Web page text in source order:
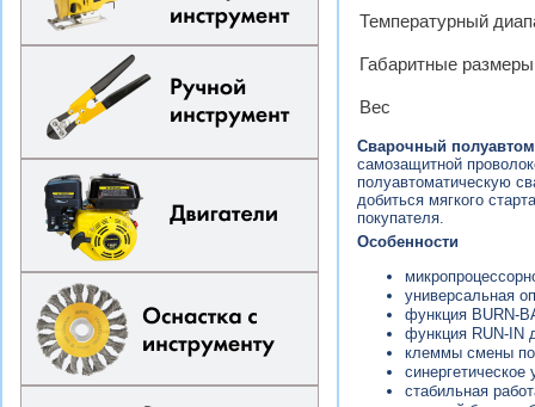
Температурный
Габаритные размеры
Вес
Сварочный
самозащитной
полуавтоматическую
добиться мягкого
покупателя.
Особенности
универсальная
функция BURN-
функция RUN-IN
клеммы смены
синергетическое
стабильная